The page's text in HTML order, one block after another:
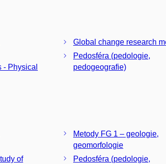
Physical
Global change research
Pedosféra (pedologie,
pedogeografie)
of
Metody FG 1 – geologie,
geomorfologie
Pedosféra (pedologie,